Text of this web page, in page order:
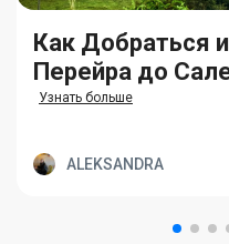
Как Добраться
Перейра до
Узнать больше
ALEKSANDRA